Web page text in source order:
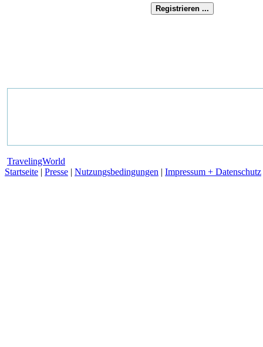
TravelingWorld
Startseite | Presse | Nutzungsbedingungen | Impressum + Datenschutz